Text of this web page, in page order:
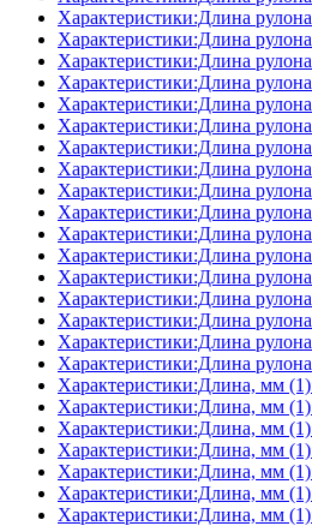
Характеристики:Длина
Характеристики:Длина
Характеристики:Длина
Характеристики:Длина
Характеристики:Длина
Характеристики:Длина
Характеристики:Длина
Характеристики:Длина
Характеристики:Длина
Характеристики:Длина
Характеристики:Длина
Характеристики:Длина
Характеристики:Длина
Характеристики:Длина
Характеристики:Длина
Характеристики:Длина
Характеристики:Длина
Характеристики:Длина, мм
Характеристики:Длина, мм
Характеристики:Длина, мм
Характеристики:Длина, мм
Характеристики:Длина, мм
Характеристики:Длина, мм
Характеристики:Длина, мм